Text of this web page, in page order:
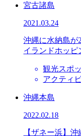
宮古諸島
2021.03.24
沖縄に水納島が
イランドホッピ
観光スポ
アクティ
沖縄本島
2022.02.18
【ザネー浜】